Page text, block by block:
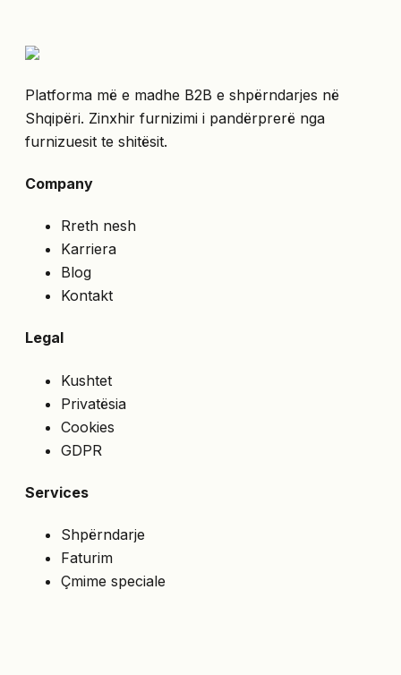
Platforma më e madhe B2B e shpërndarjes në
Shqipëri. Zinxhir furnizimi i pandërprerë nga
furnizuesit te shitësit.
Company
Rreth nesh
Karriera
Blog
Kontakt
Legal
Kushtet
Privatësia
Cookies
GDPR
Services
Shpërndarje
Faturim
Çmime speciale